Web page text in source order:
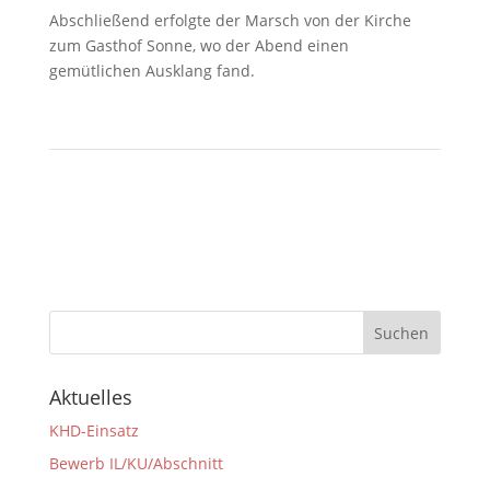
Abschließend erfolgte der Marsch von der Kirche
zum Gasthof Sonne, wo der Abend einen
gemütlichen Ausklang fand.
Aktuelles
KHD-Einsatz
Bewerb IL/KU/Abschnitt